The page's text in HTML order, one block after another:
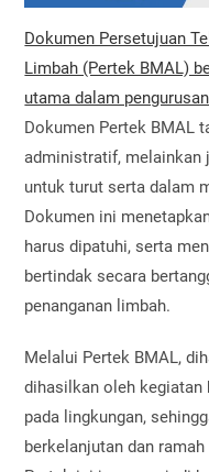
Dokumen Persetujuan
Limbah (Pertek BMAL)
utama dalam
Dokumen Pertek BMAL
administratif, melainkan
untuk turut serta dalam
Dokumen ini
harus dipatuhi, serta
bertindak secara
penanganan limbah.
Melalui Pertek BMAL,
dihasilkan oleh
pada lingkungan,
berkelanjutan dan